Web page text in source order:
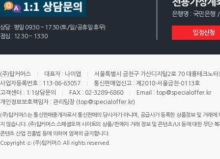
상담 : 평일 09:30 ~ 17:30 (토/일/공휴일 휴무)
점심 : 12:30 ~ 13:30
전용가상계
은행명 : 국민은행
입점신청
(주)탑커머스 대표자 : 나이엽
서울특별시 금천구 가산디지털2로 70 대륭테크노
사업자등록번호 : 113-86-63057
통신판매업신고 : 제2018-서울금천-0113호
고객센터 : 1:1상담문의
FAX : 02-3289-6860
Email : top@specialoffer.kr
개인정보보호책임자 : 관리팀장 (top@specialoffer.kr)
(주)탑커머스는 통신판매중개자로서 통신판매의 당사자가 아니며, 공급사가 등록한 상품정보 및 거래
지 않습니다. (주)탑커머스 스페셜오퍼 사이트의 상품/판매자 거래 정보 및 콘텐츠/UI 등에 대한 무단
콘텐츠 산업 진흥법 등에 의하여 엄격히 금지합니다.
Copyright ⓒ (주)탑커머스 All rights reserved.